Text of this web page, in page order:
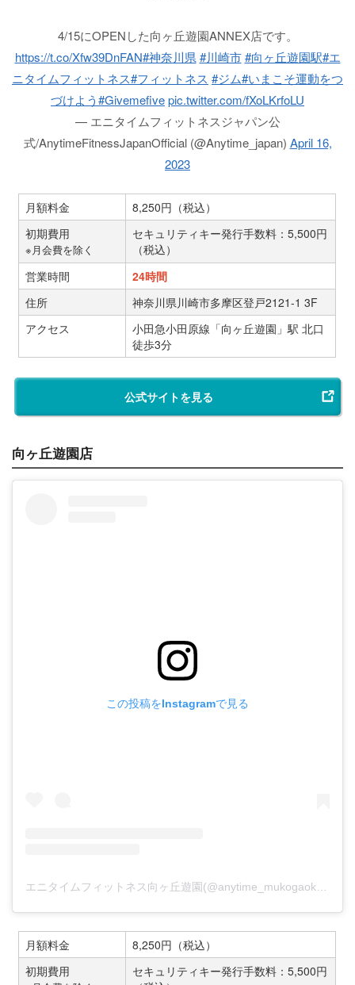
4/15にOPENした向ヶ丘遊園ANNEX店です。
https://t.co/Xfw39DnFAN#神奈川県 #川崎市 #向ヶ丘遊園駅#エ
ニタイムフィットネス#フィットネス #ジム#いまこそ運動をつ
づけよう#Givemefivepic.twitter.com/fXoLKrfoLU
— エニタイムフィットネスジャパン公
式/AnytimeFitnessJapanOfficial (@Anytime_japan) April 16,
2023
月額料金
8,250円（税込）
初期費用
※月会費を除く
セキュリティキー発行手数料：5,500円
（税込）
営業時間
24時間
住所
神奈川県川崎市多摩区登戸2121-1 3F
アクセス
小田急小田原線「向ヶ丘遊園」駅 北口
徒歩3分
公式サイトを見る
向ヶ丘遊園店
この投稿をInstagramで見る
月額料金
8,250円（税込）
初期費用
セキュリティキー発行手数料：5,500円